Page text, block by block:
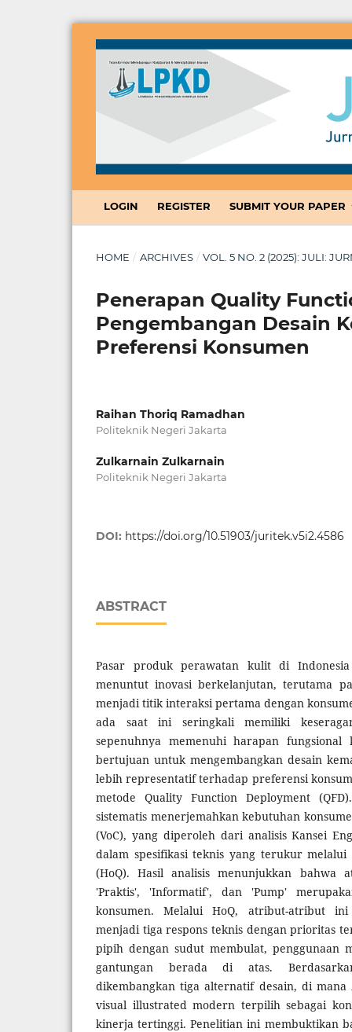
LOGIN REGISTER SUBMIT YOUR PAPER
HOME / ARCHIVES / VOL. 5 NO. 2 (2025): JULI:
Penerapan Quality
Pengembangan Desain
Preferensi Konsumen
Raihan Thoriq Ramadhan
Politeknik Negeri Jakarta
Zulkarnain Zulkarnain
Politeknik Negeri Jakarta
DOI: https://doi.org/10.51903/juritek.v5i2.4586
ABSTRACT
Pasar produk perawatan kulit di
menuntut inovasi berkelanjutan, terutama
menjadi titik interaksi pertama dengan
ada saat ini seringkali memiliki
sepenuhnya memenuhi harapan fungsional
bertujuan untuk mengembangkan desain
lebih representatif terhadap preferensi
metode Quality Function Deployment
sistematis menerjemahkan kebutuhan
(VoC), yang diperoleh dari analisis Kansei
dalam spesifikasi teknis yang terukur
(HoQ). Hasil analisis menunjukkan bahwa
'Praktis', 'Informatif', dan 'Pump'
konsumen. Melalui HoQ, atribut-atribut
menjadi tiga respons teknis dengan prioritas
pipih dengan sudut membulat, penggunaan
gantungan berada di atas.
dikembangkan tiga alternatif desain, di
visual illustrated modern terpilih sebagai
kinerja tertinggi. Penelitian ini membuktikan